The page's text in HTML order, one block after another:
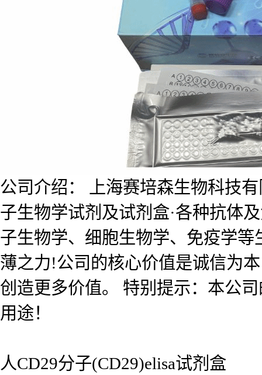
公司介绍： 上海赛培森生物科技有
子生物学试剂及试剂盒·各种抗体
子生物学、细胞生物学、免疫学
薄之力!公司的核心价值是诚信为
创造更多价值。 特别提示：本公
用途！
人CD29分子(CD29)elisa试剂盒